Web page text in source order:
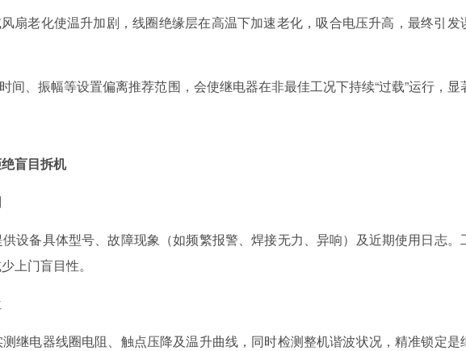
扇老化使温升加剧，线圈绝缘层在高温下加速老化，吸合电压升高，最终引发
间、振幅等设置偏离推荐范围，会使继电器在非最佳工况下持续“过载”运行，显
盲目拆机
设备具体型号、故障现象（如频繁报警、焊接无力、异响）及近期使用日志。
上门盲目性。
继电器线圈电阻、触点压降及温升曲线，同时检测整机谐波状况，精准锁定是